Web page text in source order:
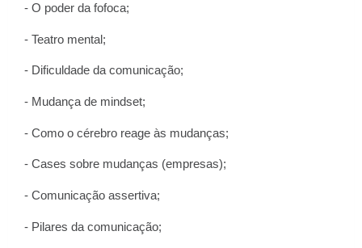
- O poder da fofoca;
- Teatro mental;
- Dificuldade da comunicação;
- Mudança de mindset;
- Como o cérebro reage às mudanças;
- Cases sobre mudanças (empresas);
- Comunicação assertiva;
- Pilares da comunicação;